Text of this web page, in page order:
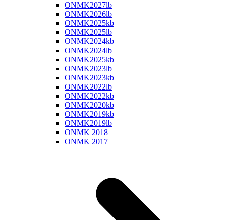
ONMK2027lb
ONMK2026lb
ONMK2025kb
ONMK2025lb
ONMK2024kb
ONMK2024lb
ONMK2025kb
ONMK2023lb
ONMK2023kb
ONMK2022lb
ONMK2022kb
ONMK2020kb
ONMK2019kb
ONMK2019lb
ONMK 2018
ONMK 2017